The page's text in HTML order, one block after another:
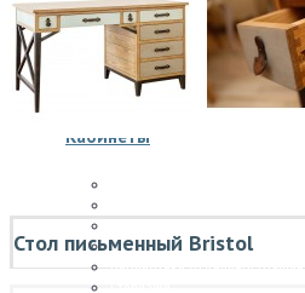
Диваны
Меридианы
Кресла
Банкетки и пуфы
Подставки для ног
Кабинеты
Рабочие стулья и кресла
Тумбы для бумаг
Библиотеки отдельностоящие
Стол письменный Bristol